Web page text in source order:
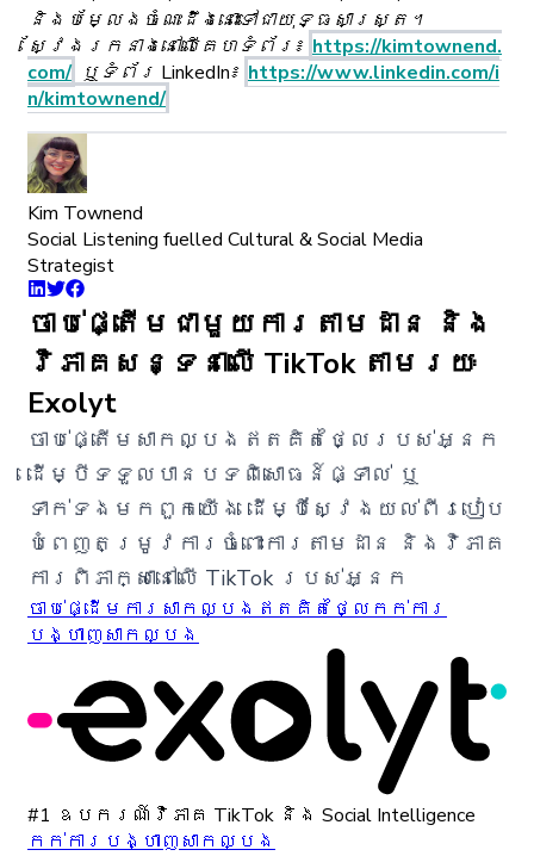
និងបម្លែងចំណេះដឹងនោះទៅជាយុទ្ធសាស្ត្រ។
ស្វែងរកនាងនៅលើគេហទំព័រ៖ https://kimtownend.
com/ ឬទំព័រ LinkedIn៖ https://www.linkedin.com/i
n/kimtownend/
Kim Townend
Social Listening fuelled Cultural & Social Media
Strategist
ចាប់ផ្តើមជាមួយការតាមដាន និង
វិភាគសន្ទនាលើ TikTok តាមរយៈ
Exolyt
ចាប់ផ្តើមសាកល្បងឥតគិតថ្លៃរបស់អ្នក
ដើម្បីទទួលបានបទពិសោធន៍ផ្ទាល់ ឬ
ទាក់ទងមកពួកយើង ដើម្បីស្វែងយល់ពីរបៀប
បំពេញតម្រូវការចំពោះការតាមដាន និងវិភាគ
ការពិភាក្សានៅលើ TikTok របស់អ្នក
ចាប់ផ្ដើមការសាកល្បងឥតគិតថ្លៃ កក់ការ
បង្ហាញសាកល្បង
#1 ឧបករណ៍វិភាគ TikTok និង Social Intelligence
កក់ការបង្ហាញសាកល្បង